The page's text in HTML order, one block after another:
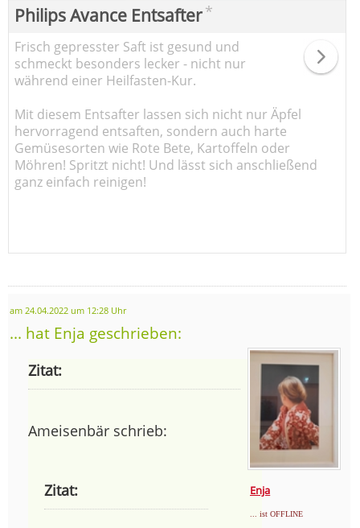
Philips Avance Entsafter*
Frisch gepresster Saft ist gesund und
schmeckt besonders lecker - nicht nur
während einer Heilfasten-Kur.
Mit diesem Entsafter lassen sich nicht nur Äpfel
hervorragend entsaften, sondern auch harte
Gemüsesorten wie Rote Bete, Kartoffeln oder
Möhren! Spritzt nicht! Und lässt sich anschließend
ganz einfach reinigen!
am 24.04.2022 um 12:28 Uhr
... hat Enja geschrieben:
Enja
... ist OFFLINE
Zitat:
Ameisenbär schrieb:
Zitat: